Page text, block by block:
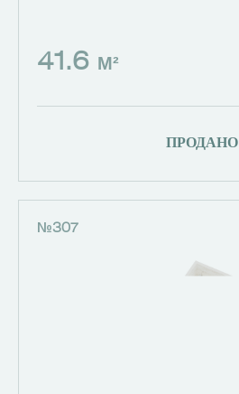
41.6 М²
ПРОДАНО
№307